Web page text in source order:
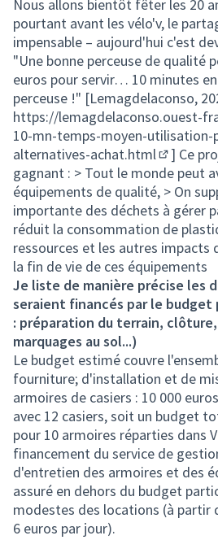
Nous allons bientôt fêter les 20
pourtant avant les vélo'v, le
impensable – aujourd'hui c'est
"Une bonne perceuse de qualité
euros pour servir… 10 minutes
perceuse !" [Lemagdelaconso,
https://lemagdelaconso.ouest-
10-mn-temps-moyen-utilisation-
alternatives-achat.html
(Lien
] Ce
gagnant : > Tout le monde peut
équipements de qualité, > On
importante des déchets à gérer
réduit la consommation de
ressources et les autres impacts
la fin de vie de ces équipements
Je liste de manière précise les
seraient financés par le
: préparation du terrain,
marquages au sol...)
Le budget estimé couvre
fourniture; d'installation et de
armoires de casiers : 10 000
avec 12 casiers, soit un budget
pour 10 armoires réparties dans
financement du service de
d'entretien des armoires et des
assuré en dehors du budget
modestes des locations (à partir
6 euros par jour).